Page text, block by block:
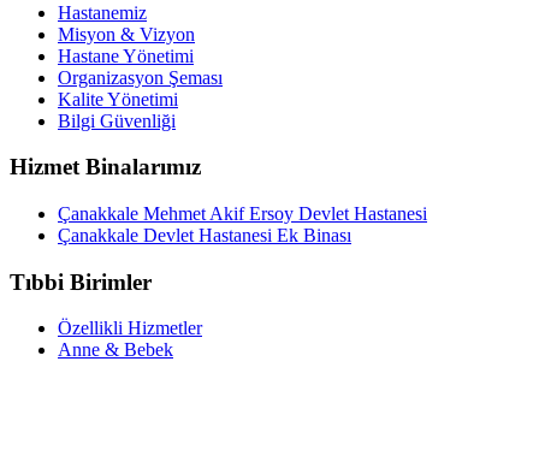
Hastanemiz
Misyon & Vizyon
Hastane Yönetimi
Organizasyon Şeması
Kalite Yönetimi
Bilgi Güvenliği
Hizmet Binalarımız
Çanakkale Mehmet Akif Ersoy Devlet Hastanesi
Çanakkale Devlet Hastanesi Ek Binası
Tıbbi Birimler
Özellikli Hizmetler
Anne & Bebek